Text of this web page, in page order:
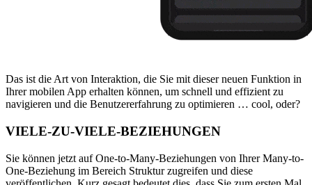
Das ist die Art von Interaktion, die Sie mit dieser neuen Funktion in
Ihrer mobilen App erhalten können, um schnell und effizient zu
navigieren und die Benutzererfahrung zu optimieren … cool, oder?
VIELE-ZU-VIELE-BEZIEHUNGEN
Sie können jetzt auf One-to-Many-Beziehungen von Ihrer Many-to-
One-Beziehung im Bereich Struktur zugreifen und diese